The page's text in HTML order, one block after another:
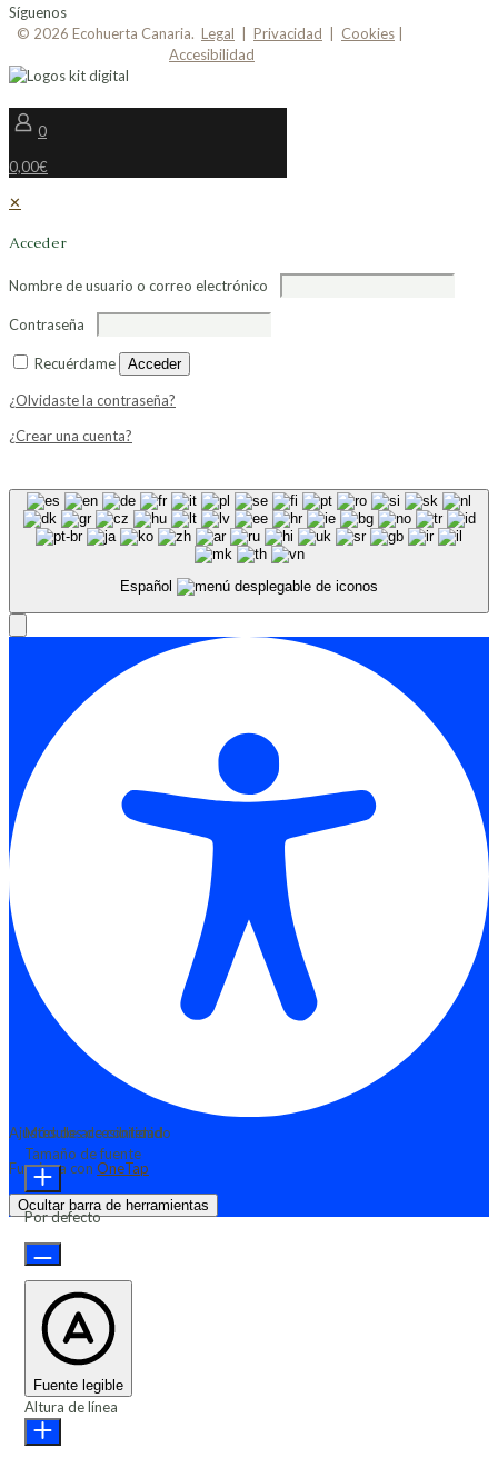
Síguenos
© 2026 Ecohuerta Canaria. Legal Privacidad Cookies
Accesibilidad
0
0,00€
✕
Acceder
Nombre de usuario o correo electrónico
Contraseña
Recuérdame Acceder
¿Olvidaste la contraseña?
¿Crear una cuenta?
Español
Ajustes de accesibilidad
Funciona con OneTap
Ocultar barra de herramientas
Módulos de contenido
Tamaño de fuente
Por defecto
Fuente legible
Altura de línea